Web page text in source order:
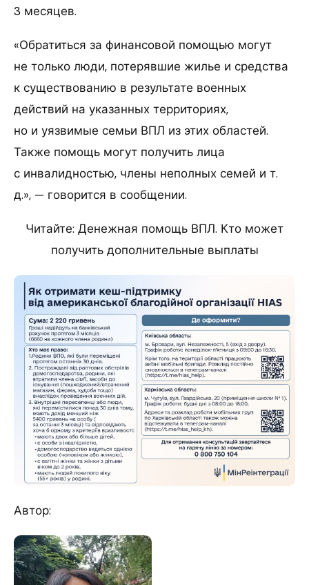
3 месяцев.
«Обратиться за финансовой помощью могут
не только люди, потерявшие жилье и средства
к существованию в результате военных
действий на указанных территориях,
но и уязвимые семьи ВПЛ из этих областей.
Также помощь могут получить лица
с инвалидностью, члены неполных семей и т.
д.», — говорится в сообщении.
Читайте: Денежная помощь ВПЛ. Кто может
получить дополнительные выплаты
Автор: